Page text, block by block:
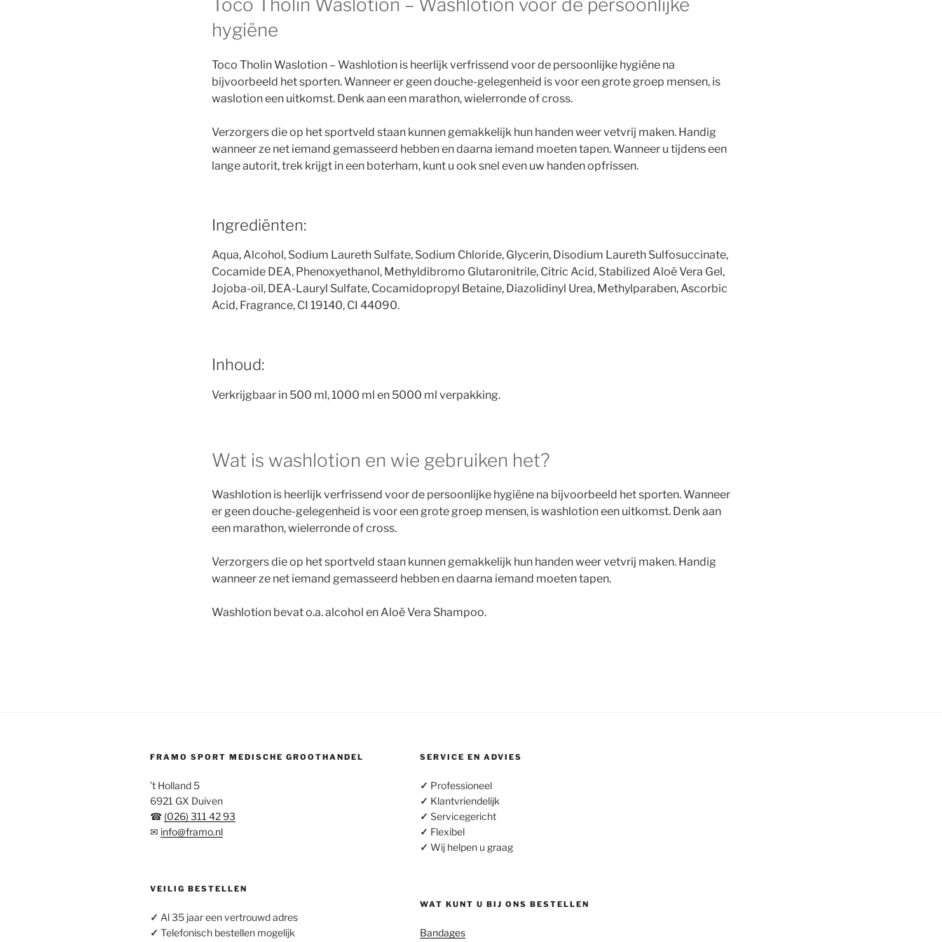
Toco Tholin Waslotion – Washlotion voor de persoonlijke
hygiëne
Toco Tholin Waslotion – Washlotion is heerlijk verfrissend voor de persoonlijke hygiëne na
bijvoorbeeld het sporten. Wanneer er geen douche-gelegenheid is voor een grote groep mensen, is
waslotion een uitkomst. Denk aan een marathon, wielerronde of cross.
Verzorgers die op het sportveld staan kunnen gemakkelijk hun handen weer vetvrij maken. Handig
wanneer ze net iemand gemasseerd hebben en daarna iemand moeten tapen. Wanneer u tijdens een
lange autorit, trek krijgt in een boterham, kunt u ook snel even uw handen opfrissen.
Ingrediënten:
Aqua, Alcohol, Sodium Laureth Sulfate, Sodium Chloride, Glycerin, Disodium Laureth Sulfosuccinate,
Cocamide DEA, Phenoxyethanol, Methyldibromo Glutaronitrile, Citric Acid, Stabilized Aloë Vera Gel,
Jojoba-oil, DEA-Lauryl Sulfate, Cocamidopropyl Betaine, Diazolidinyl Urea, Methylparaben, Ascorbic
Acid, Fragrance, CI 19140, CI 44090.
Inhoud:
Verkrijgbaar in 500 ml, 1000 ml en 5000 ml verpakking.
Wat is washlotion en wie gebruiken het?
Washlotion is heerlijk verfrissend voor de persoonlijke hygiëne na bijvoorbeeld het sporten. Wanneer
er geen douche-gelegenheid is voor een grote groep mensen, is washlotion een uitkomst. Denk aan
een marathon, wielerronde of cross.
Verzorgers die op het sportveld staan kunnen gemakkelijk hun handen weer vetvrij maken. Handig
wanneer ze net iemand gemasseerd hebben en daarna iemand moeten tapen.
Washlotion bevat o.a. alcohol en Aloë Vera Shampoo.
FRAMO SPORT MEDISCHE GROOTHANDEL
’t Holland 5
6921 GX Duiven
☎ (026) 311 42 93
✉ info@framo.nl
VEILIG BESTELLEN
✓ Al 35 jaar een vertrouwd adres
✓ Telefonisch bestellen mogelijk
SERVICE EN ADVIES
✓ Professioneel
✓ Klantvriendelijk
✓ Servicegericht
✓ Flexibel
✓ Wij helpen u graag
WAT KUNT U BIJ ONS BESTELLEN
Bandages